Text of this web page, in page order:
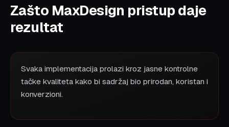
Zašto MaxDesign pristup daje
rezultat
Svaka implementacija prolazi kroz jasne kontrolne
tačke kvaliteta kako bi sadržaj bio prirodan, koristan i
konverzioni.